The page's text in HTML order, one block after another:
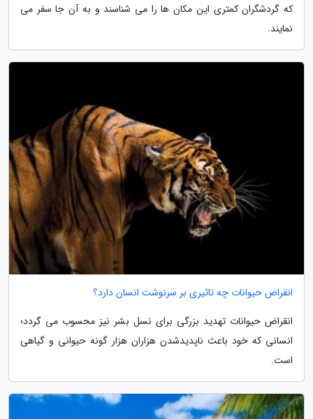
که گردشگران کمتری این مکان ها را می شناسند و به آن جا سفر می
نمایند.
انقراض حیوانات چه تاثیری بر سرنوشت انسان دارد؟
انقراض حیوانات تهدید بزرگی برای نسل بشر نیز محسوب می گردد؛
انسانی که خود باعث ناپدیدشدن هزاران هزار گونه حیوانی و گیاهی
است.